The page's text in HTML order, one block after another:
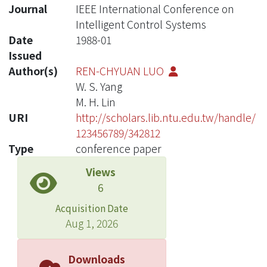
Journal
IEEE International Conference on
Intelligent Control Systems
Date
Issued
1988-01
Author(s)
REN-CHYUAN LUO
W. S. Yang
M. H. Lin
URI
http://scholars.lib.ntu.edu.tw/handle/
123456789/342812
Type
conference paper
Views
6
Acquisition Date
Aug 1, 2026
Downloads